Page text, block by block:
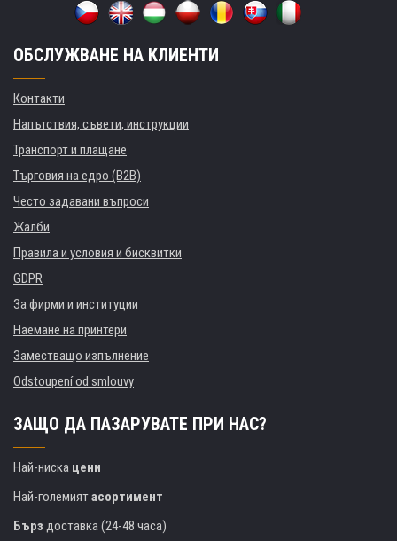
ОБСЛУЖВАНЕ НА КЛИЕНТИ
Контакти
Напътствия, съвети, инструкции
Транспорт и плащане
Търговия на едро (B2B)
Често задавани въпроси
Жалби
Правила и условия и бисквитки
GDPR
За фирми и институции
Наемане на принтери
Заместващо изпълнение
Odstoupení od smlouvy
ЗАЩО ДА ПАЗАРУВАТЕ ПРИ НАС?
Най-ниска цени
Най-големиятасортимент
Бърз доставка (24-48 часа)